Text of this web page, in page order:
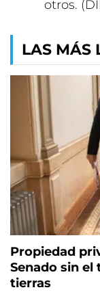
otros.
LAS MÁS
Propiedad
Senado sin
tierras